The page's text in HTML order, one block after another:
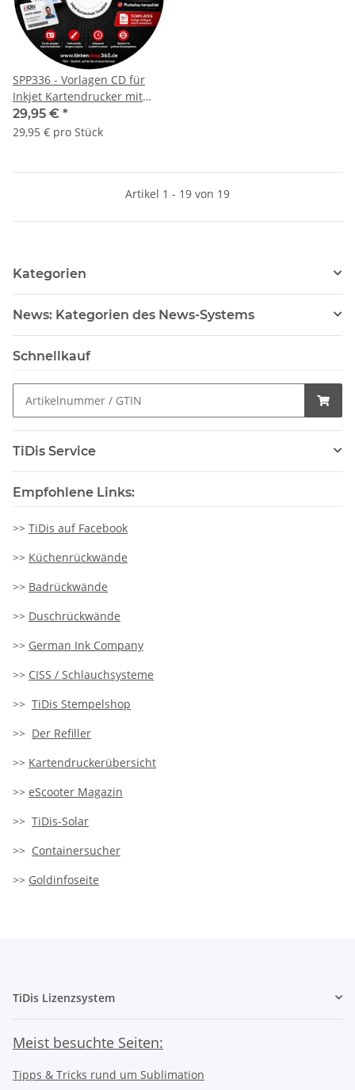
SPP336 - Vorlagen CD für
Inkjet Kartendrucker mit
Microsoft Puplisher, Corel
X7 + Open Office für SPP314
29,95 € *
29,95 € pro Stück
Artikel 1 - 19 von 19
Kategorien
News: Kategorien des News-Systems
Schnellkauf
TiDis Service
Empfohlene Links:
>> TiDis auf Facebook
>> Küchenrückwände
>> Badrückwände
>> Duschrückwände
>> German Ink Company
>> CISS / Schlauchsysteme
>> TiDis Stempelshop
>> Der Refiller
>> Kartendruckerübersicht
>> eScooter Magazin
>> TiDis-Solar
>> Containersucher
>> Goldinfoseite
TiDis Lizenzsystem
Meist besuchte Seiten:
Tipps & Tricks rund um Sublimation